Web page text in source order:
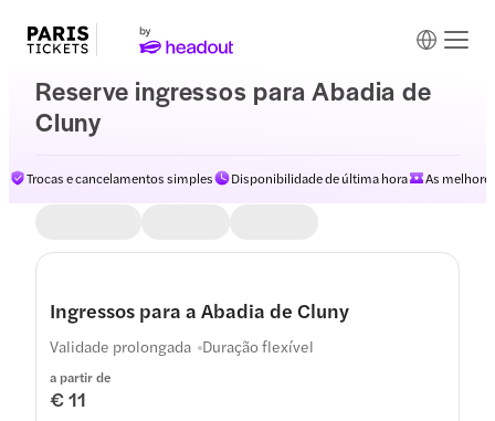
Reserve ingressos para Abadia de
Cluny
Trocas e cancelamentos simples Disponibilidade de última hora As
Ingressos para a Abadia de Cluny
a partir de
€ 11
Validade prolongada Duração flexível